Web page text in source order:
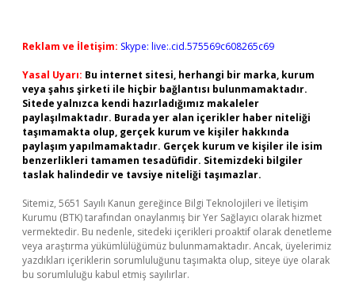
Reklam ve İletişim: Skype: live:.cid.575569c608265c69
Yasal Uyarı: Bu internet sitesi, herhangi bir marka, kurum
veya şahıs şirketi ile hiçbir bağlantısı bulunmamaktadır.
Sitede yalnızca kendi hazırladığımız makaleler
paylaşılmaktadır. Burada yer alan içerikler haber niteliği
taşımamakta olup, gerçek kurum ve kişiler hakkında
paylaşım yapılmamaktadır. Gerçek kurum ve kişiler ile isim
benzerlikleri tamamen tesadüfidir. Sitemizdeki bilgiler
taslak halindedir ve tavsiye niteliği taşımazlar.
Sitemiz, 5651 Sayılı Kanun gereğince Bilgi Teknolojileri ve İletişim
Kurumu (BTK) tarafından onaylanmış bir Yer Sağlayıcı olarak hizmet
vermektedir. Bu nedenle, sitedeki içerikleri proaktif olarak denetleme
veya araştırma yükümlülüğümüz bulunmamaktadır. Ancak, üyelerimiz
yazdıkları içeriklerin sorumluluğunu taşımakta olup, siteye üye olarak
bu sorumluluğu kabul etmiş sayılırlar.